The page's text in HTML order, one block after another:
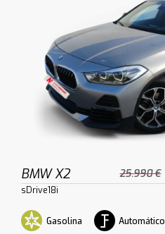
BMW X2 25.990 €
sDrive18i
Gasolina Automático